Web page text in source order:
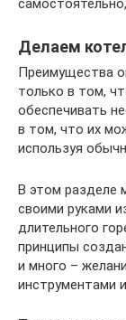
Делаем
Преимущества
только в том,
обеспечивать
в том, что их
используя
В этом разделе
своими руками
длительного
принципы
и много –
инструментами